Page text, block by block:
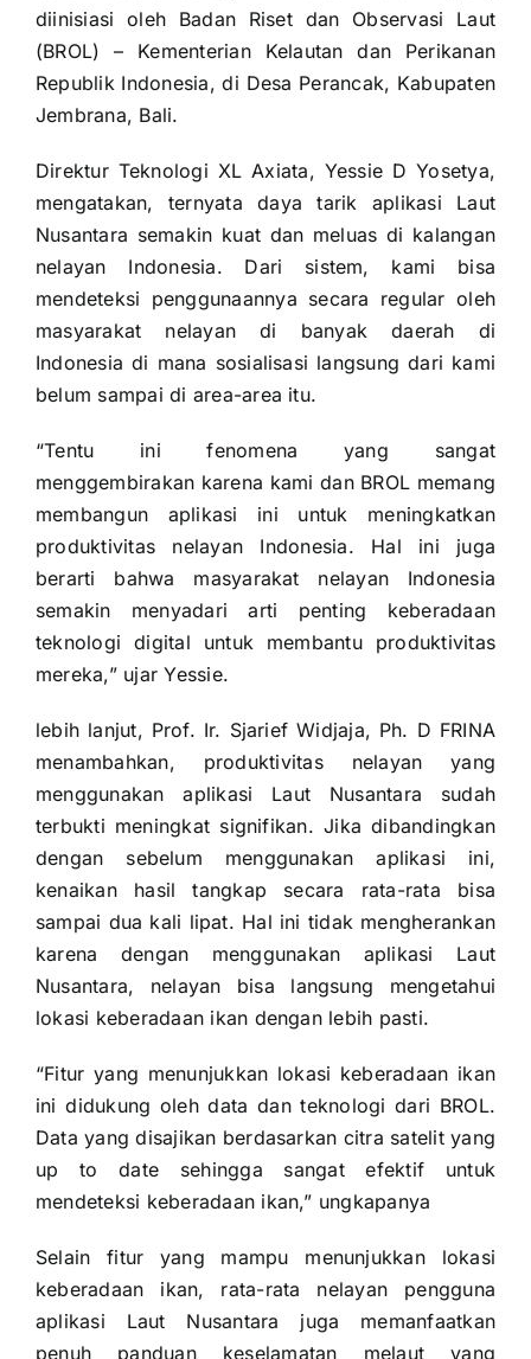
diinisiasi oleh Badan Riset dan Observasi Laut
(BROL) – Kementerian Kelautan dan Perikanan
Republik Indonesia, di Desa Perancak, Kabupaten
Jembrana, Bali.
Direktur Teknologi XL Axiata, Yessie D Yosetya,
mengatakan, ternyata daya tarik aplikasi Laut
Nusantara semakin kuat dan meluas di kalangan
nelayan Indonesia. Dari sistem, kami bisa
mendeteksi penggunaannya secara regular oleh
masyarakat nelayan di banyak daerah di
Indonesia di mana sosialisasi langsung dari kami
belum sampai di area-area itu.
“Tentu ini fenomena yang sangat
menggembirakan karena kami dan BROL memang
membangun aplikasi ini untuk meningkatkan
produktivitas nelayan Indonesia. Hal ini juga
berarti bahwa masyarakat nelayan Indonesia
semakin menyadari arti penting keberadaan
teknologi digital untuk membantu produktivitas
mereka,” ujar Yessie.
lebih lanjut, Prof. Ir. Sjarief Widjaja, Ph. D FRINA
menambahkan, produktivitas nelayan yang
menggunakan aplikasi Laut Nusantara sudah
terbukti meningkat signifikan. Jika dibandingkan
dengan sebelum menggunakan aplikasi ini,
kenaikan hasil tangkap secara rata-rata bisa
sampai dua kali lipat. Hal ini tidak mengherankan
karena dengan menggunakan aplikasi Laut
Nusantara, nelayan bisa langsung mengetahui
lokasi keberadaan ikan dengan lebih pasti.
“Fitur yang menunjukkan lokasi keberadaan ikan
ini didukung oleh data dan teknologi dari BROL.
Data yang disajikan berdasarkan citra satelit yang
up to date sehingga sangat efektif untuk
mendeteksi keberadaan ikan,” ungkapanya
Selain fitur yang mampu menunjukkan lokasi
keberadaan ikan, rata-rata nelayan pengguna
aplikasi Laut Nusantara juga memanfaatkan
penuh panduan keselamatan melaut yang